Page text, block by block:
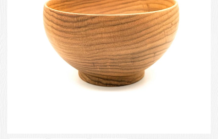
法人・飲食店のお客様
お客様の声